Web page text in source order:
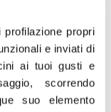
propri
e inviati di
ai tuoi gusti e
scorrendo
suo elemento